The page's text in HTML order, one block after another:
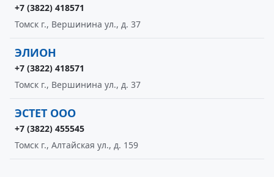
+7 (3822) 418571
Томск г., Вершинина ул., д. 37
ЭЛИОН
+7 (3822) 418571
Томск г., Вершинина ул., д. 37
ЭСТЕТ ООО
+7 (3822) 455545
Томск г., Алтайская ул., д. 159